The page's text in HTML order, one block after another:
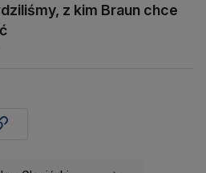
z kim Braun chce